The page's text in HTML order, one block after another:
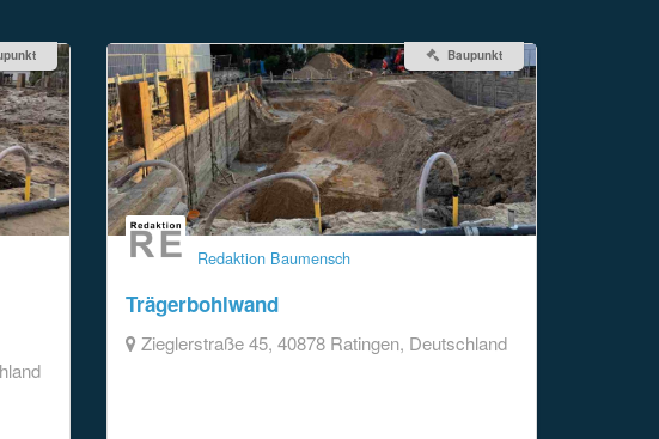
Baupunkt
Redaktion Baumensch
Trägerbohlwand
Zieglerstraße 45, 40878 Ratingen, Deutschland